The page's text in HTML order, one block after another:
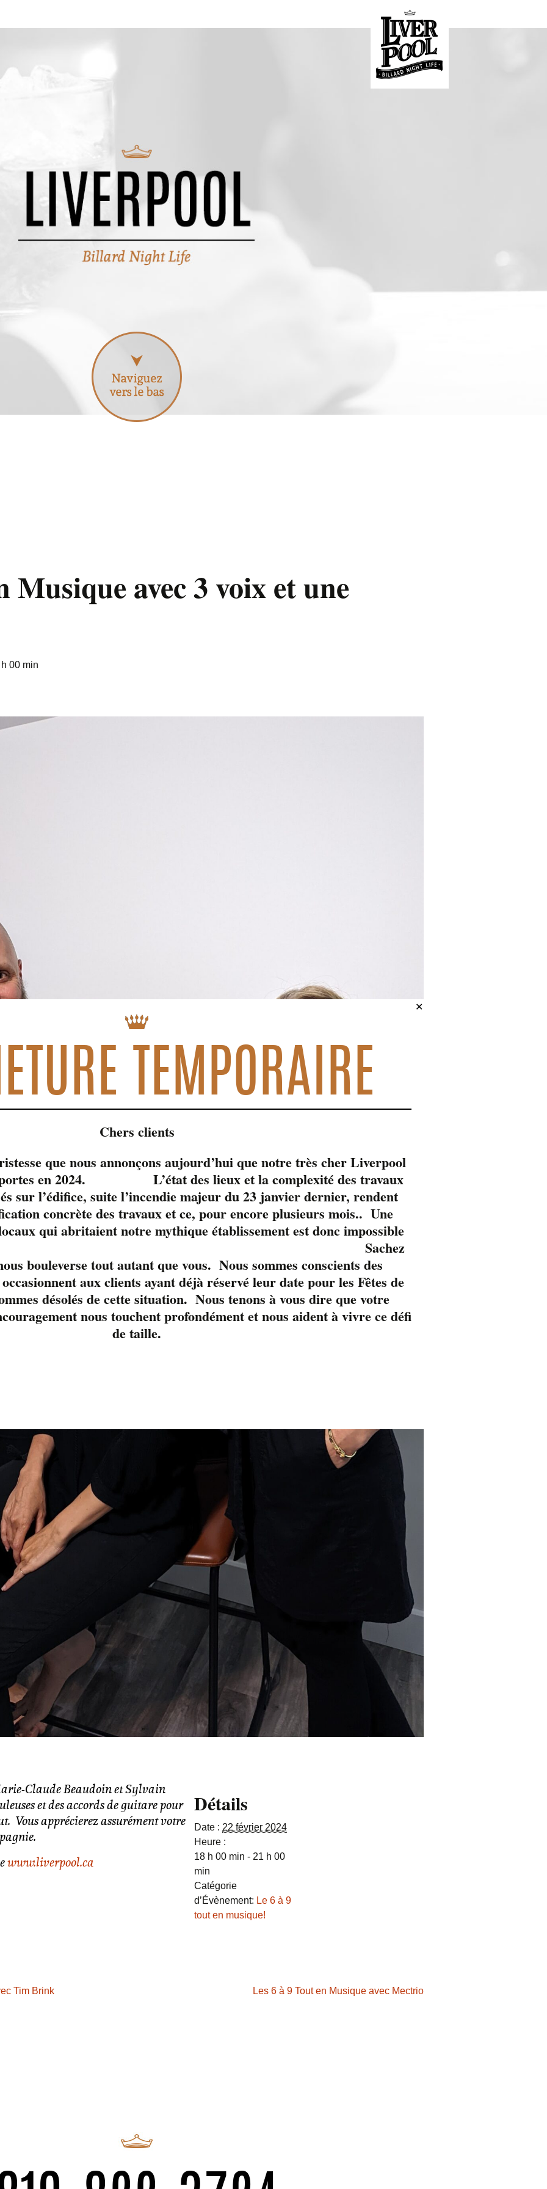
Musique avec 3 voix et une
00 min
Claude Beaudoin et Sylvain
et des accords de guitare pour
Vous apprécierez assurément votre
www.liverpool.ca
Détails
Date : 22 février 2024
Heure :
18 h 00 min - 21 h 00
min
Catégorie
d’Évènement: Le 6 à 9
tout en musique!
Tim Brink Les 6 à 9 Tout en Musique avec Mectrio
✕
TEMPORAIRE
Chers clients
que nous annonçons aujourd’hui que notre très cher Liverpool
portes en 2024. L’état des lieux et la complexité des travaux
sur l’édifice, suite l’incendie majeur du 23 janvier dernier, rendent
concrète des travaux et ce, pour encore plusieurs mois.. Une
qui abritaient notre mythique établissement est donc impossible
moment. Sachez
bouleverse tout autant que vous. Nous sommes conscients des
aux clients ayant déjà réservé leur date pour les Fêtes de
désolés de cette situation. Nous tenons à vous dire que votre
nous touchent profondément et nous aident à vivre ce défi
de taille.